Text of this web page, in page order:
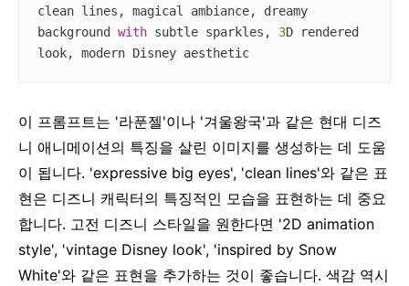
clean lines, magical ambiance, dreamy
background with subtle sparkles, 3D rendered
이 프롬프트는 '라푼젤'이나 '겨울왕국'과 같은 현대 디즈
니 애니메이션의 특징을 살린 이미지를 생성하는 데 도움
이 됩니다. 'expressive big eyes', 'clean lines'와 같은 표
현은 디즈니 캐릭터의 특징적인 모습을 표현하는 데 중요
합니다. 고전 디즈니 스타일을 원한다면 '2D animation
style', 'vintage Disney look', 'inspired by Snow
White'와 같은 표현을 추가하는 것이 좋습니다. 색감 역시